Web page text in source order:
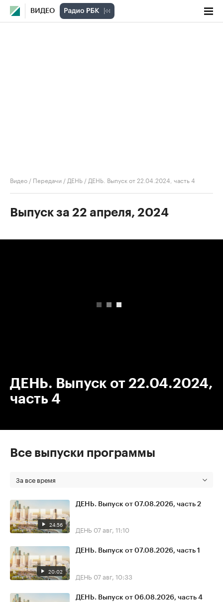
ВИДЕО
Видео / Передачи / ДЕНЬ / ДЕНЬ. Выпуск от 22.04.2024, часть 4
Выпуск за 22 апреля, 2024
ДЕНЬ. Выпуск от 22.04.2024,
часть 4
Все выпуски программы
За все время
24:56
ДЕНЬ. Выпуск от 07.08.2026, часть 2
ДЕНЬ 07 авг, 11:10
20:02
ДЕНЬ. Выпуск от 07.08.2026, часть 1
ДЕНЬ 07 авг, 10:33
ДЕНЬ. Выпуск от 06.08.2026, часть 4